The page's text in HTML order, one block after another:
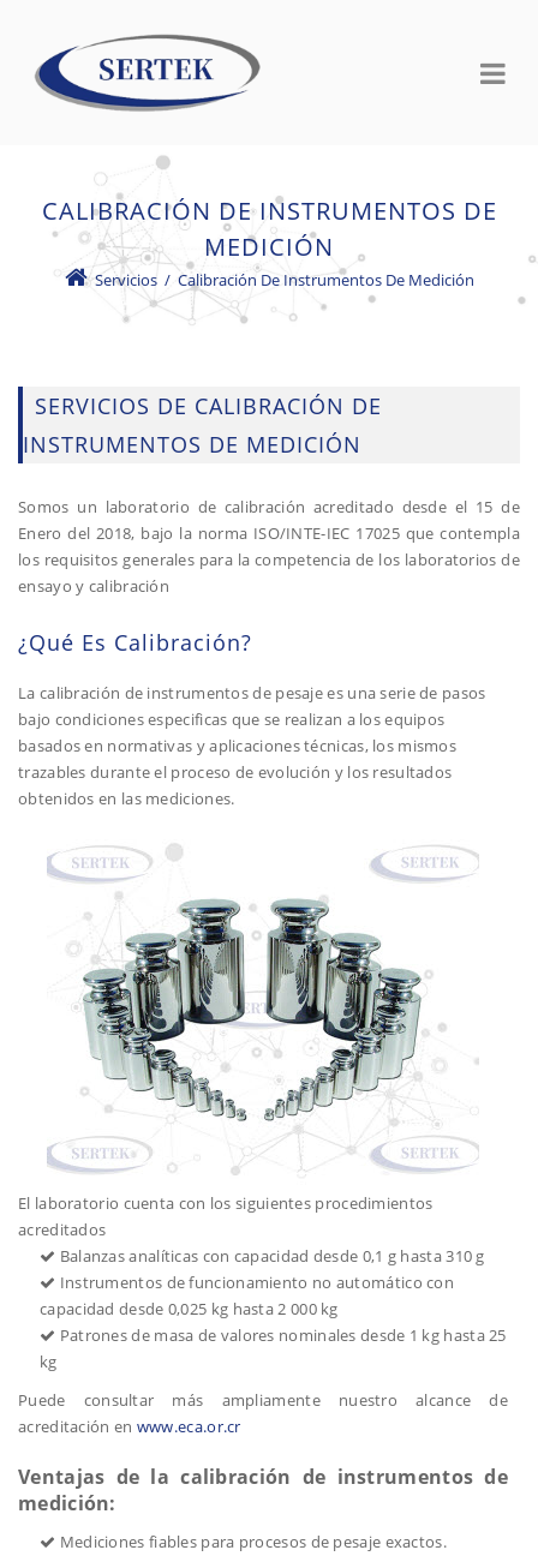
CALIBRACIÓN DE INSTRUMENTOS DE
MEDICIÓN
Servicios/ Calibración De Instrumentos De Medición
SERVICIOS DE CALIBRACIÓN DE
INSTRUMENTOS DE MEDICIÓN
Somos un laboratorio de calibración acreditado desde el 15 de
Enero del 2018, bajo la norma ISO/INTE-IEC 17025 que contempla
los requisitos generales para la competencia de los laboratorios de
ensayo y calibración
¿Qué Es Calibración?
La calibración de instrumentos de pesaje es una serie de pasos
bajo condiciones especificas que se realizan a los equipos
basados en normativas y aplicaciones técnicas, los mismos
trazables durante el proceso de evolución y los resultados
obtenidos en las mediciones.
El laboratorio cuenta con los siguientes procedimientos
acreditados
Balanzas analíticas con capacidad desde 0,1 g hasta 310 g
Instrumentos de funcionamiento no automático con
capacidad desde 0,025 kg hasta 2 000 kg
Patrones de masa de valores nominales desde 1 kg hasta 25
kg
Puede consultar más ampliamente nuestro alcance de
acreditación en www.eca.or.cr
Ventajas de la calibración de instrumentos de
medición:
Mediciones fiables para procesos de pesaje exactos.